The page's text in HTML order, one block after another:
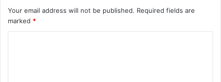
Your email address will not be published. Required fields are
marked *